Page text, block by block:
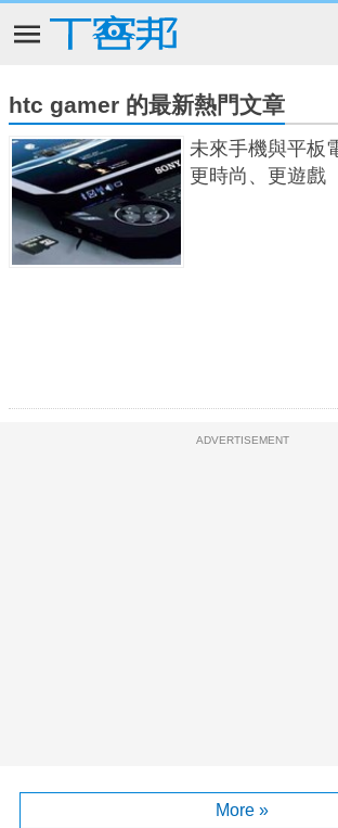
htc gamer 的最新熱門文章
未來手機與平板
更時尚、更遊戲
ADVERTISEMENT
More »